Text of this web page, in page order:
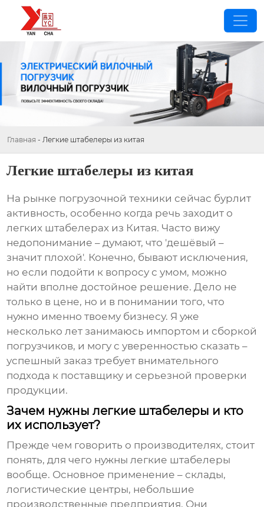
Главная - Легкие штабелеры из китая
Легкие штабелеры из китая
На рынке погрузочной техники сейчас бурлит
активность, особенно когда речь заходит о
легких штабелерах из Китая. Часто вижу
недопонимание – думают, что 'дешёвый –
значит плохой'. Конечно, бывают исключения,
но если подойти к вопросу с умом, можно
найти вполне достойное решение. Дело не
только в цене, но и в понимании того, что
нужно именно твоему бизнесу. Я уже
несколько лет занимаюсь импортом и сборкой
погрузчиков, и могу с уверенностью сказать –
успешный заказ требует внимательного
подхода к поставщику и серьезной проверки
продукции.
Зачем нужны легкие штабелеры и кто
их использует?
Прежде чем говорить о производителях, стоит
понять, для чего нужны легкие штабелеры
вообще. Основное применение – склады,
логистические центры, небольшие
производственные предприятия. Они